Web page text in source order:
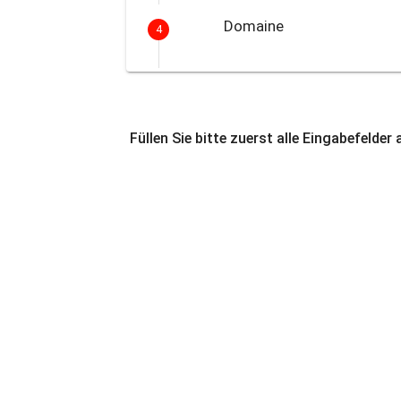
4 Domaine
Füllen Sie bitte zuerst alle Eingabefelder